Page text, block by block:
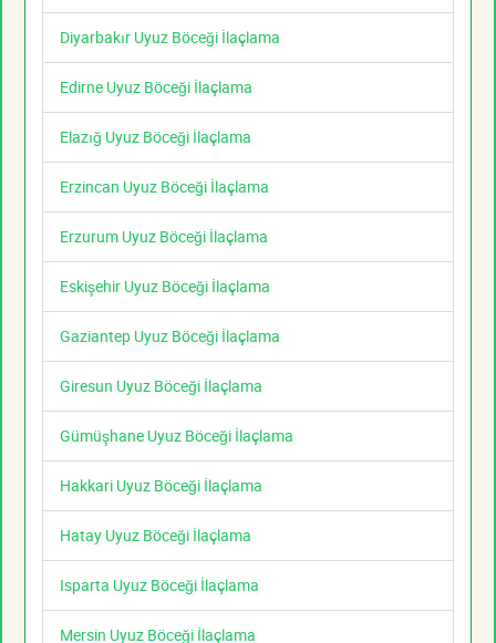
Diyarbakır Uyuz Böceği İlaçlama
Edirne Uyuz Böceği İlaçlama
Elazığ Uyuz Böceği İlaçlama
Erzincan Uyuz Böceği İlaçlama
Erzurum Uyuz Böceği İlaçlama
Eskişehir Uyuz Böceği İlaçlama
Gaziantep Uyuz Böceği İlaçlama
Giresun Uyuz Böceği İlaçlama
Gümüşhane Uyuz Böceği İlaçlama
Hakkari Uyuz Böceği İlaçlama
Hatay Uyuz Böceği İlaçlama
Isparta Uyuz Böceği İlaçlama
Mersin Uyuz Böceği İlaçlama